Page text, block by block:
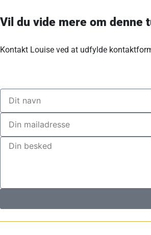
Vil du vide mere om denne
Kontakt Louise ved at udfylde